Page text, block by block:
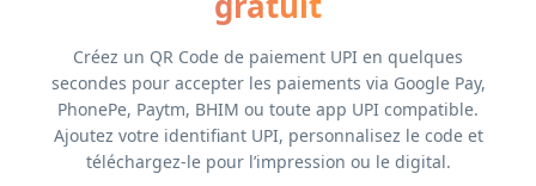
Créez un QR Code de paiement UPI en quelques
secondes pour accepter les paiements via Google Pay,
PhonePe, Paytm, BHIM ou toute app UPI compatible.
Ajoutez votre identifiant UPI, personnalisez le code et
téléchargez-le pour l’impression ou le digital.